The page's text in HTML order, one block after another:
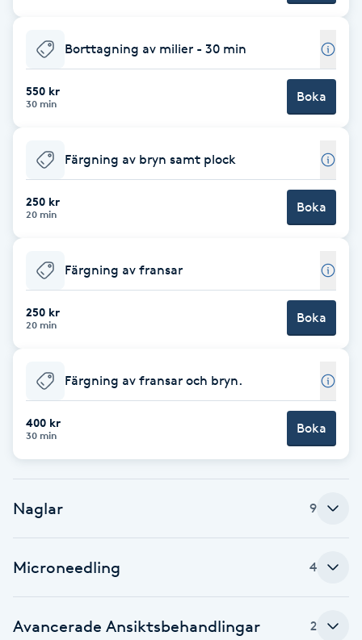
Diamantslipning
Extensions
Extensions borttagning
Eyeliner-tatuering
Face framing
Faceliftmassage
Fet hårbotten
Fettreducering
Fibromassage
Fillers
Borttagning av milier - 30 min
550 kr
30 min Boka
Färgning av bryn samt plock
250 kr
20 min Boka
Färgning av fransar
250 kr
20 min Boka
Färgning av fransar och bryn.
400 kr
30 min Boka
Naglar 9
Microneedling 4
Avancerade Ansiktsbehandlingar 2